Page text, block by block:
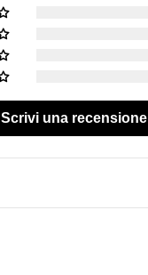
Scrivi una recensione